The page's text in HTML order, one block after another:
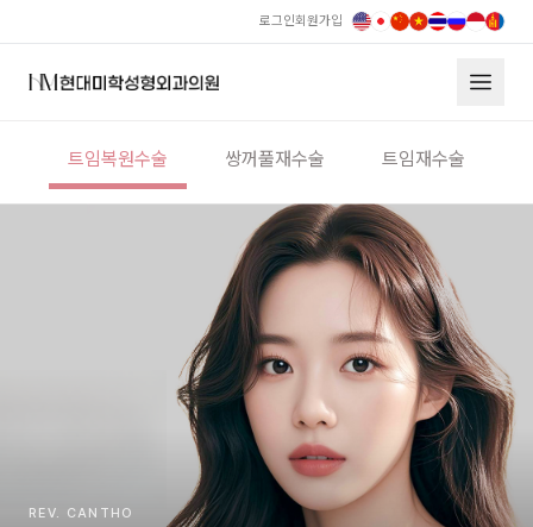
로그인회원가입
트임복원수술
쌍꺼풀재수술 트임재수술
REV. CANTHO